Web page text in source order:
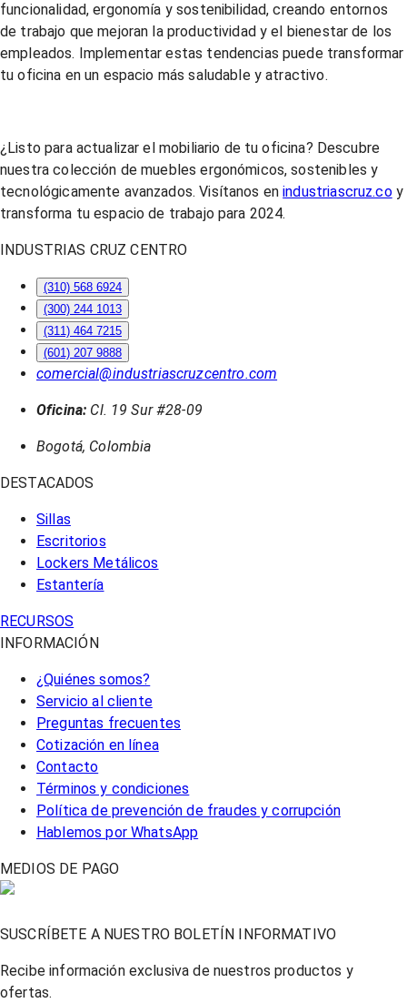
funcionalidad, ergonomía y sostenibilidad, creando entornos
de trabajo que mejoran la productividad y el bienestar de los
empleados. Implementar estas tendencias puede transformar
tu oficina en un espacio más saludable y atractivo.
¿Listo para actualizar el mobiliario de tu oficina? Descubre
nuestra colección de muebles ergonómicos, sostenibles y
tecnológicamente avanzados. Visítanos enindustriascruz.coy
transforma tu espacio de trabajo para 2024.
INDUSTRIAS CRUZ CENTRO
(310) 568 6924
(300) 244 1013
(311) 464 7215
(601) 207 9888
comercial@industriascruzcentro.com
Oficina: Cl. 19 Sur #28-09
Bogotá, Colombia
DESTACADOS
Sillas
Escritorios
Lockers Metálicos
Estantería
RECURSOS
INFORMACIÓN
¿Quiénes somos?
Servicio al cliente
Preguntas frecuentes
Cotización en línea
Contacto
Términos y condiciones
Política de prevención de fraudes y corrupción
Hablemos por WhatsApp
MEDIOS DE PAGO
SUSCRÍBETE A NUESTRO BOLETÍN INFORMATIVO
Recibe información exclusiva de nuestros productos y
ofertas.